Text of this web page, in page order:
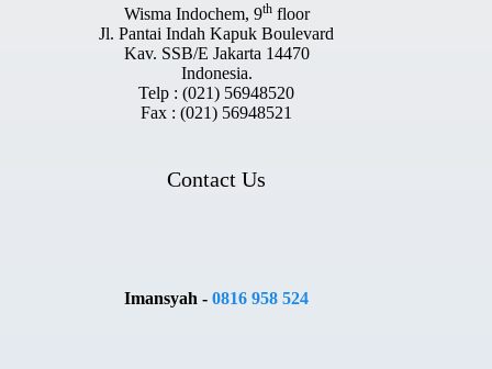
Wisma Indochem, 9thfloor
Jl. Pantai Indah Kapuk Boulevard
Kav. SSB/E Jakarta 14470
Indonesia.
Telp : (021) 56948520
Fax : (021) 56948521
Contact Us
Imansyah -0816 958 524